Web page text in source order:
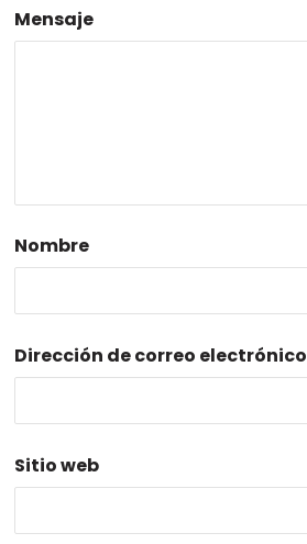
Mensaje
Nombre
Dirección de correo electrónico
Sitio web